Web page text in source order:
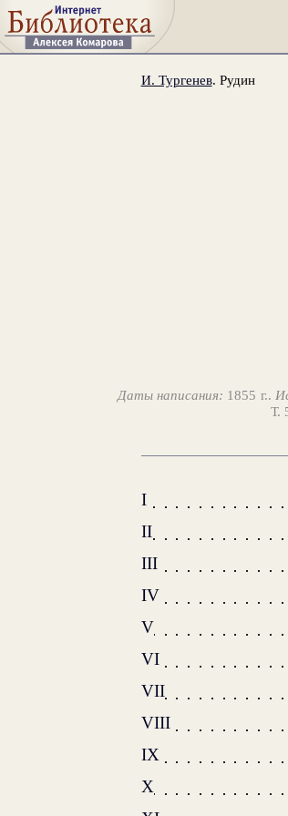
И. Тургенев. Рудин
Даты написания: 1855 г..
Т.
I
II
III
IV
V
VI
VII
VIII
IX
X